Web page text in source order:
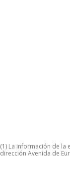
(1) La información de la
dirección Avenida de